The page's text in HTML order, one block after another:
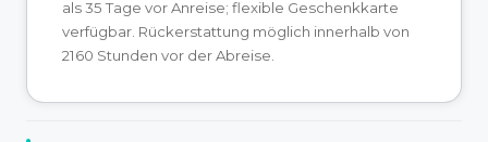
als 35 Tage vor Anreise; flexible Geschenkkarte
verfügbar. Rückerstattung möglich innerhalb von
2160 Stunden vor der Abreise.